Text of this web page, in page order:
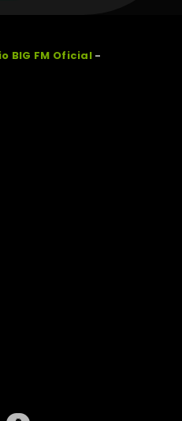
BIG FM Oficial -